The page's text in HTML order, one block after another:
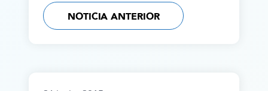
NOTICIA ANTERIOR